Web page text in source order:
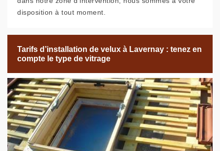
disposition à tout moment.
Tarifs d’installation de velux à Lavernay : tenez en
compte le type de vitrage